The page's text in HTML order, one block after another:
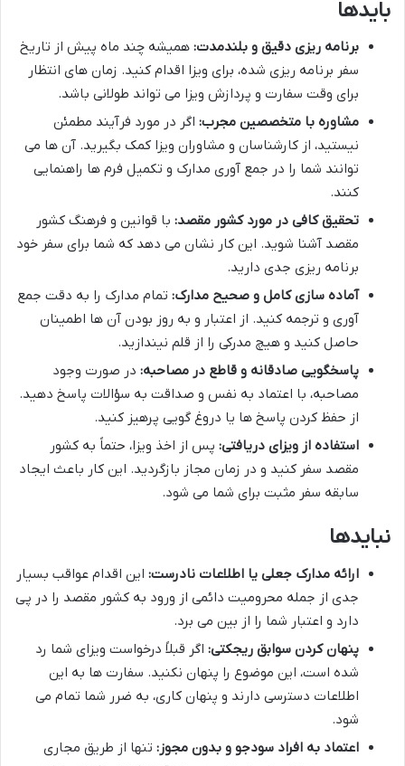
بایدها
برنامه ریزی دقیق و بلندمدت: همیشه چند ماه پیش از تاریخ
سفر برنامه ریزی شده، برای ویزا اقدام کنید. زمان های انتظار
برای وقت سفارت و پردازش ویزا می تواند طولانی باشد.
مشاوره با متخصصین مجرب: اگر در مورد فرآیند مطمئن
نیستید، از کارشناسان و مشاوران ویزا کمک بگیرید. آن ها می
توانند شما را در جمع آوری مدارک و تکمیل فرم ها راهنمایی
کنند.
تحقیق کافی در مورد کشور مقصد: با قوانین و فرهنگ کشور
مقصد آشنا شوید. این کار نشان می دهد که شما برای سفر خود
برنامه ریزی جدی دارید.
آماده سازی کامل و صحیح مدارک: تمام مدارک را به دقت جمع
آوری و ترجمه کنید. از اعتبار و به روز بودن آن ها اطمینان
حاصل کنید و هیچ مدرکی را از قلم نیندازید.
پاسخگویی صادقانه و قاطع در مصاحبه: در صورت وجود
مصاحبه، با اعتماد به نفس و صداقت به سؤالات پاسخ دهید.
از حفظ کردن پاسخ ها یا دروغ گویی پرهیز کنید.
استفاده از ویزای دریافتی: پس از اخذ ویزا، حتماً به کشور
مقصد سفر کنید و در زمان مجاز بازگردید. این کار باعث ایجاد
سابقه سفر مثبت برای شما می شود.
نبایدها
ارائه مدارک جعلی یا اطلاعات نادرست: این اقدام عواقب بسیار
جدی از جمله محرومیت دائمی از ورود به کشور مقصد را در پی
دارد و اعتبار شما را از بین می برد.
پنهان کردن سوابق ریجکتی: اگر قبلاً درخواست ویزای شما رد
شده است، این موضوع را پنهان نکنید. سفارت ها به این
اطلاعات دسترسی دارند و پنهان کاری، به ضرر شما تمام می
شود.
اعتماد به افراد سودجو و بدون مجوز: تنها از طریق مجاری